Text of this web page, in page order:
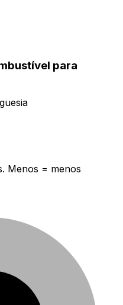
para
Menos = menos